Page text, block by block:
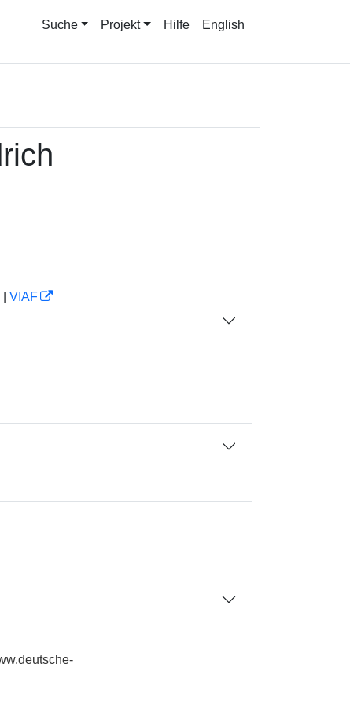
Suche Projekt Hilfe English
VIAF